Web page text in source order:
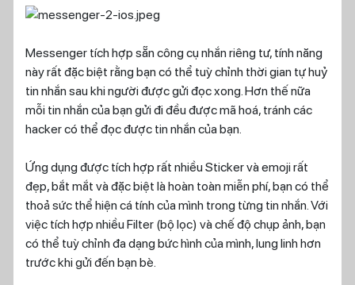
Messenger tích hợp sẵn công cụ nhắn riêng tư, tính năng
này rất đặc biệt rằng bạn có thể tuỳ chỉnh thời gian tự huỷ
tin nhắn sau khi người được gửi đọc xong. Hơn thế nữa
mỗi tin nhắn của bạn gửi đi đều được mã hoá, tránh các
hacker có thể đọc được tin nhắn của bạn.
Ứng dụng được tích hợp rất nhiều Sticker và emoji rất
đẹp, bắt mắt và đặc biệt là hoàn toàn miễn phí, bạn có thể
thoả sức thể hiện cá tính của mình trong từng tin nhắn. Với
việc tích hợp nhiều Filter (bộ lọc) và chế độ chụp ảnh, bạn
có thể tuỳ chỉnh đa dạng bức hình của mình, lung linh hơn
trước khi gửi đến bạn bè.